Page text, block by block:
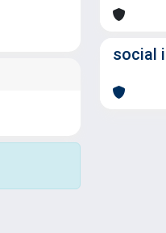
social